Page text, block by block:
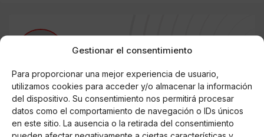
Gestionar el consentimiento
Para proporcionar una mejor experiencia de usuario,
utilizamos cookies para acceder y/o almacenar la información
del dispositivo. Su consentimiento nos permitirá procesar
datos como el comportamiento de navegación o IDs únicos
en este sitio. La ausencia o la retirada del consentimiento
pueden afectar negativamente a ciertas características y
@Maldo46
Noticias relacionadas
Online Casino